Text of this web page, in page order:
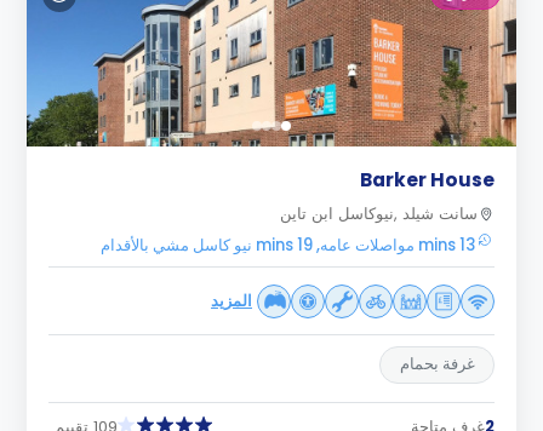
Barker House
سانت شيلد ,نيوكاسل ابن تاين
13 mins مواصلات عامه, 19 mins نيو كاسل مشي بالأقدام
المزيد
غرفة بحمام
2غرف متاحة 109 تقييم